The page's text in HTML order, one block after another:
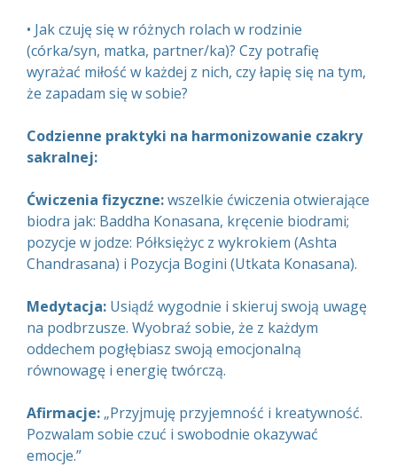
• Jak czuję się w różnych rolach w rodzinie
(córka/syn, matka, partner/ka)? Czy potrafię
wyrażać miłość w każdej z nich, czy łapię się na tym,
że zapadam się w sobie?
Codzienne praktyki na harmonizowanie czakry
sakralnej:
Ćwiczenia fizyczne:wszelkie ćwiczenia otwierające
biodra jak: Baddha Konasana, kręcenie biodrami;
pozycje w jodze: Półksiężyc z wykrokiem (Ashta
Chandrasana) i Pozycja Bogini (Utkata Konasana).
Medytacja: Usiądź wygodnie i skieruj swoją uwagę
na podbrzusze. Wyobraź sobie, że z każdym
oddechem pogłębiasz swoją emocjonalną
równowagę i energię twórczą.
Afirmacje: „Przyjmuję przyjemność i kreatywność.
Pozwalam sobie czuć i swobodnie okazywać
emocje.”